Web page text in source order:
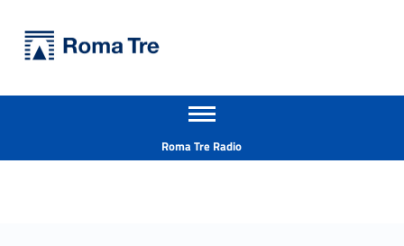
Prof. CLAUDIO FACCENNA - Università Roma Tre
Apri il menu secondario
Roma Tre Radio